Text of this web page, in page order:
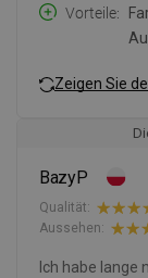
Vorteile
Zeigen Sie
BazyP
Qualität:
Aussehen:
Ich habe lange